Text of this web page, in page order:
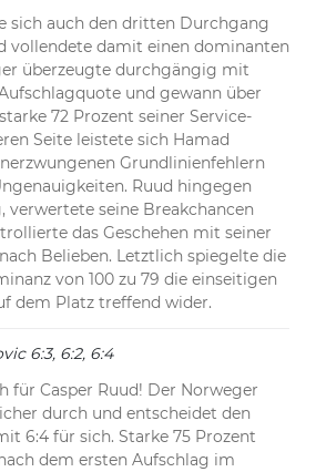
sich auch den dritten Durchgang
vollendete damit einen dominanten
überzeugte durchgängig mit
und gewann über
72 Prozent seiner Service-
Seite leistete sich Hamad
Grundlinienfehlern
Ruud hingegen
seine Breakchancen
das Geschehen mit seiner
Belieben. Letztlich spiegelte die
von 100 zu 79 die einseitigen
dem Platz treffend wider.
6:3, 6:2, 6:4
für Casper Ruud! Der Norweger
durch und entscheidet den
6:4 für sich. Starke 75 Prozent
dem ersten Aufschlag im